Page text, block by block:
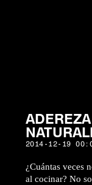
ADEREZA
2014-12-19
¿Cuántas veces
al cocinar? No